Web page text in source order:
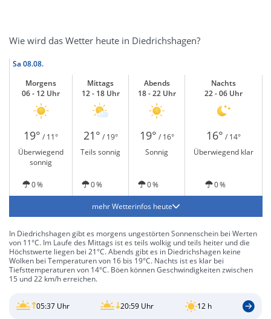
Wie wird das Wetter heute in Diedrichshagen?
Sa 08.08.
Morgens
06 - 12 Uhr
Mittags
12 - 18 Uhr
Abends
18 - 22 Uhr
Nachts
22 - 06 Uhr
19° / 11° 21° / 19° 19° / 16° 16° / 14°
Überwiegend
sonnig
Teils sonnig Sonnig Überwiegend klar
0 % 0 % 0 % 0 %
mehr Wetterinfos heute
In Diedrichshagen gibt es morgens ungestörten Sonnenschein bei Werten
von 11°C. Im Laufe des Mittags ist es teils wolkig und teils heiter und die
Höchstwerte liegen bei 21°C. Abends gibt es in Diedrichshagen keine
Wolken bei Temperaturen von 16 bis 19°C. Nachts ist es klar bei
Tiefsttemperaturen von 14°C. Böen können Geschwindigkeiten zwischen
15 und 22 km/h erreichen.
05:37 Uhr 20:59 Uhr 12 h